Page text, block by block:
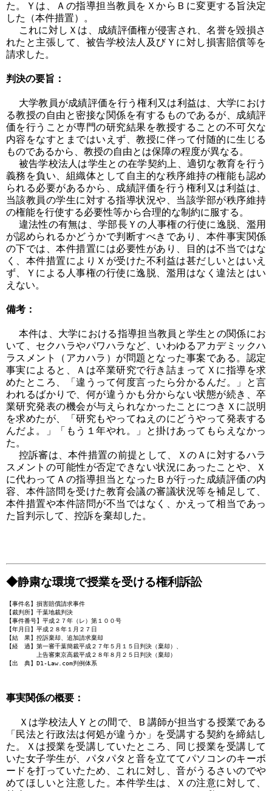
た。Ｙは、Ａの指導担当教員をＸからＢに変更する旨決定
した（本件措置）。
これに対しＸは、成績評価権が侵害され、名誉を毀損さ
れたと主張して、被告学校法人及びＹに対し損害賠償等を
請求した。
判決の要旨：
大学教員が成績評価を行う権利又は利益は、大学におけ
る教授の自由と密接な関係を有するものであるが、成績評
価を行うことが専門の研究結果を教授することの不可欠な
内容をなすとまではいえず、教授に伴って付随的に生じる
ものであるから、教授の自由とは保障の程度が異なる。
被告学校法人は学生との在学契約上、適切な教育を行う
義務を負い、組織体として自主的な秩序維持の権能も認め
られる必要があるから、成績評価を行う権利又は利益は、
当該教員の学生に対する指導状況や、当該学部が秩序維持
の権能を行使する必要性等から合理的な制約に服する。
違法性の有無は、学部長Ｙの人事権の行使に逸脱、濫用
が認められるかどうかで判断すべきであり、本件事実関係
の下では、本件措置には必要性があり、目的は不当ではな
く、本件措置によりＸが受けた不利益は甚だしいとはいえ
ず、Ｙによる人事権の行使に逸脱、濫用はなく違法とはい
えない。
備考：
本件は、大学における指導担当教員と学生との関係にお
いて、セクハラやパワハラなど、いわゆるアカデミックハ
ラスメント（アカハラ）が問題となった事案である。認定
事実によると、Ａは卒業研究で行き詰まってＸに指導を求
めたところ、「違うって何度言ったら分かるんだ。」と言
われるばかりで、何が違うかも分からない状態が続き、卒
業研究発表の機会が与えられなかったことにつきＸに説明
を求めたが、「研究もやってねえのにどうやって発表する
んだよ。」「もう１年やれ。」と掛けあってもらえなかっ
た。
控訴審は、本件措置の前提として、ＸのＡに対するハラ
スメントの可能性が否定できない状況にあったことや、Ｘ
に代わってＡの指導担当となったＢが行った成績評価の内
容、本件諮問を受けた教育会議の審議状況等を補足して、
本件措置や本件諮問が不当ではなく、かえって相当であっ
た旨判示して、控訴を棄却した。
◆静粛な環境で授業を受ける権利訴訟
【事件名】損害賠償請求事件
【裁判所】千葉地裁判決
【事件番号】平成２７年（レ）第１００号
【年月日】平成２８年１月２７日
【結 果】控訴棄却、追加請求棄却
【経 過】第一審千葉簡裁平成２７年５月１５日判決（棄却）、
上告審東京高裁平成２８年８月２５日判決（棄却）
【出 典】D1-Law.com判例体系
事実関係の概要：
Ｘは学校法人Ｙとの間で、Ｂ講師が担当する授業である
「民法と行政法は何処が違うか」を受講する契約を締結し
た。Ｘは授業を受講していたところ、同じ授業を受講して
いた女子学生が、パタパタと音を立ててパソコンのキーボ
ードを打っていたため、これに対し、音がうるさいのでや
めてほしいと注意した。本件学生は、Ｘの注意に対して、